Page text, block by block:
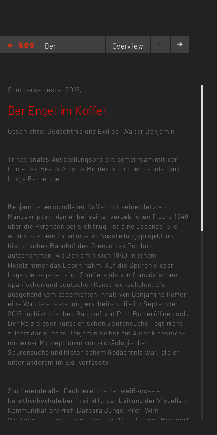
Der
Overview
Sommersemester 2016,
Der Engel im Koffer.
Geschichte, Gedächtnis und Exil bei Walter Benjamin
Trinationales Ausstellungsprojekt gemeinsam mit der
École des Beaux-Arts de Bordeaux und der Escola d’art
Llotja Barcelone
Benjamins verschollener Koffer mit seinen letzten
Manuskripten, den er bei seiner vergeblichen Flucht 1940
über die Pyrenäen bei sich trug, ist eine Legende. Sie
wird von einem trinationalen Ausstellungsprojekt im
historischen Bahnhof des Grenzortes Portbou
aufgenommen, wo Benjamin sich 1940 in einem
Hotelzimmer das Leben nahm. Auf die Spuren dieser
Legende begeben sich Studierende von französischen,
spanischen und deutschen Kunsthochschulen, die
ausgehend vom sagenhaften Inhalt von Benjamins Koffer
eine Wanderausstellung erarbeiten, die im September
2016 im historischen Bahnhof von Port-Bou eröffnen soll.
Der Reiz dieser künstlerischen Spurensuche liegt nicht
zuletzt darin, dass Benjamin selbst ein Autor klassisch-
moderner Konzeptionen von archäologischer
Spurensuche und historischem Gedächtnis war, die er
unter anderem im Exil verfasste.
Studierende aller Fachbereiche der weißensee –
kunsthochschule berlin sind (unter Leitung der Visuellen
Kommunikation/Prof. Barbara Junge, Prof. Wim
Westerweld sowie der Bildhauerei/Prof. Hannes Brunner)